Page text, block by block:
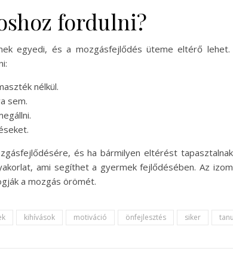
fordulni?
egyedi, és a mozgásfejlődés üteme eltérő
nélkül.
sem.
és ha bármilyen eltérést
ami segíthet a gyermek fejlődésében. Az
a mozgás örömét.
kihívások motiváció önfejlesztés siker